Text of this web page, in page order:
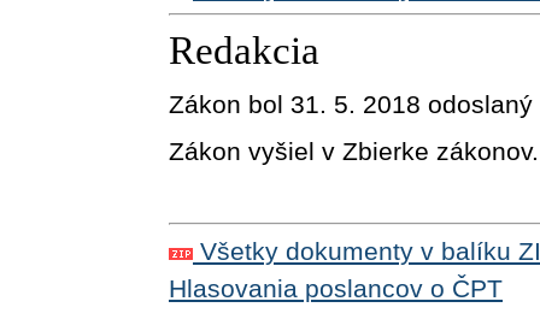
Redakcia
Zákon bol 31. 5. 2018
Zákon vyšiel v Zbierke zákonov.
Všetky dokumenty v balíku
Hlasovania poslancov o ČPT